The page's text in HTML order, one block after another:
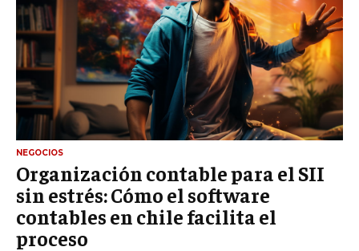
NEGOCIOS
Organización contable para el SII
sin estrés: Cómo el software
contables en chile facilita el
proceso